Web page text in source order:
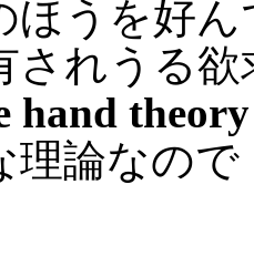
ほうを好
されうる
hand theory
理論なの